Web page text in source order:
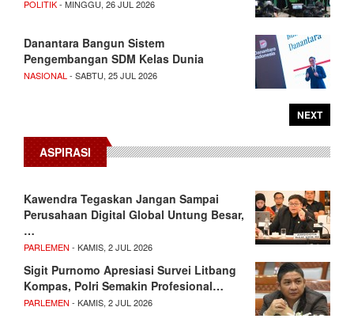
POLITIK- MINGGU, 26 JUL 2026
Danantara Bangun Sistem
Pengembangan SDM Kelas Dunia
NASIONAL - SABTU, 25 JUL 2026
NEXT
ASPIRASI
Kawendra Tegaskan Jangan Sampai
Perusahaan Digital Global Untung Besar,
…
PARLEMEN - KAMIS, 2 JUL 2026
Sigit Purnomo Apresiasi Survei Litbang
Kompas, Polri Semakin Profesional…
PARLEMEN - KAMIS, 2 JUL 2026